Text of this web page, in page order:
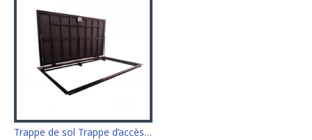
Trappe de sol Trappe d’accès Trappe de visite 90 cm x 200 cm "H"